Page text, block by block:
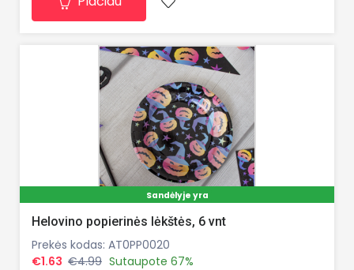
Sandėlyje yra
Helovino popierinės lėkštės, 6 vnt
Prekės kodas: AT0PP0020
€1.63 €4.99 Sutaupote 67%